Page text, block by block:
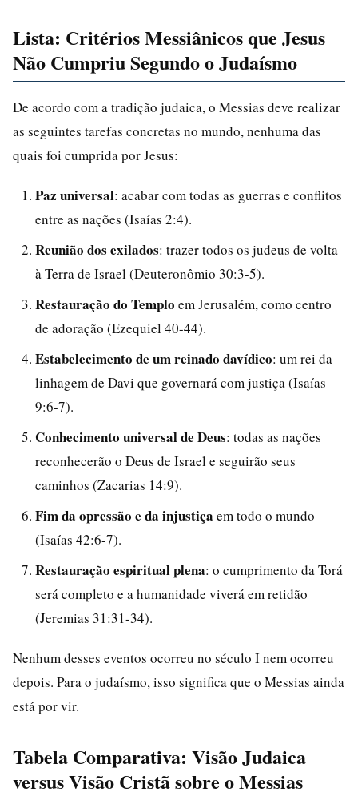
Lista: Critérios Messiânicos que Jesus
Não Cumpriu Segundo o Judaísmo
De acordo com a tradição judaica, o Messias deve realizar
as seguintes tarefas concretas no mundo, nenhuma das
quais foi cumprida por Jesus:
Paz universal: acabar com todas as guerras e conflitos
entre as nações (Isaías 2:4).
Reunião dos exilados: trazer todos os judeus de volta
à Terra de Israel (Deuteronômio 30:3-5).
Restauração do Templo em Jerusalém, como centro
de adoração (Ezequiel 40-44).
Estabelecimento de um reinado davídico: um rei da
linhagem de Davi que governará com justiça (Isaías
9:6-7).
Conhecimento universal de Deus: todas as nações
reconhecerão o Deus de Israel e seguirão seus
caminhos (Zacarias 14:9).
Fim da opressão e da injustiça em todo o mundo
(Isaías 42:6-7).
Restauração espiritual plena: o cumprimento da Torá
será completo e a humanidade viverá em retidão
(Jeremias 31:31-34).
Nenhum desses eventos ocorreu no século I nem ocorreu
depois. Para o judaísmo, isso significa que o Messias ainda
está por vir.
Tabela Comparativa: Visão Judaica
versus Visão Cristã sobre o Messias